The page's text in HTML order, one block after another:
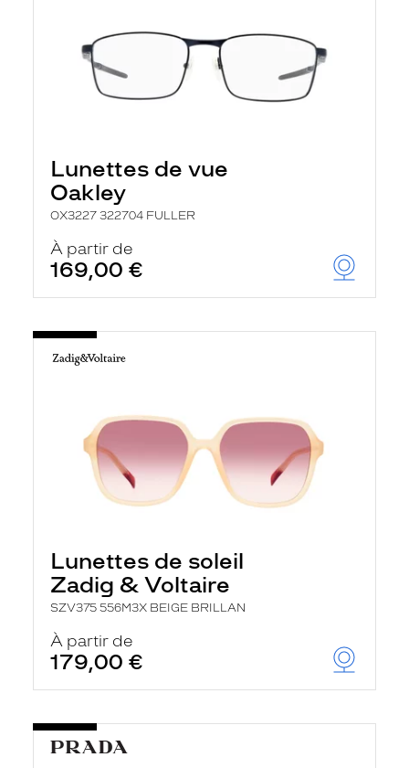
Lunettes de vue
Oakley
OX3227 322704 FULLER
À partir de
169,00 €
Lunettes de soleil
Zadig & Voltaire
SZV375 556M3X BEIGE BRILLAN
À partir de
179,00 €